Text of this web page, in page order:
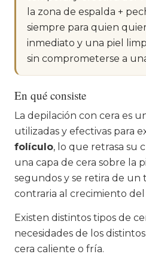
la zona de espalda +
siempre para quien
inmediato y una piel
sin comprometerse a
En qué consiste
La depilación con cera es
utilizadas y efectivas para
folículo, lo que retrasa su
una capa de cera sobre la
segundos y se retira de un
contraria al crecimiento del
Existen distintos tipos de
necesidades de los
cera caliente o fría.